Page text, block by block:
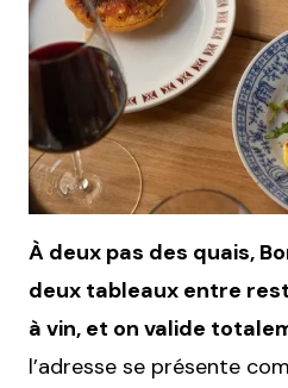
À deux pas des quais,
deux tableaux entre
à vin, et on valide
l’adresse se présente